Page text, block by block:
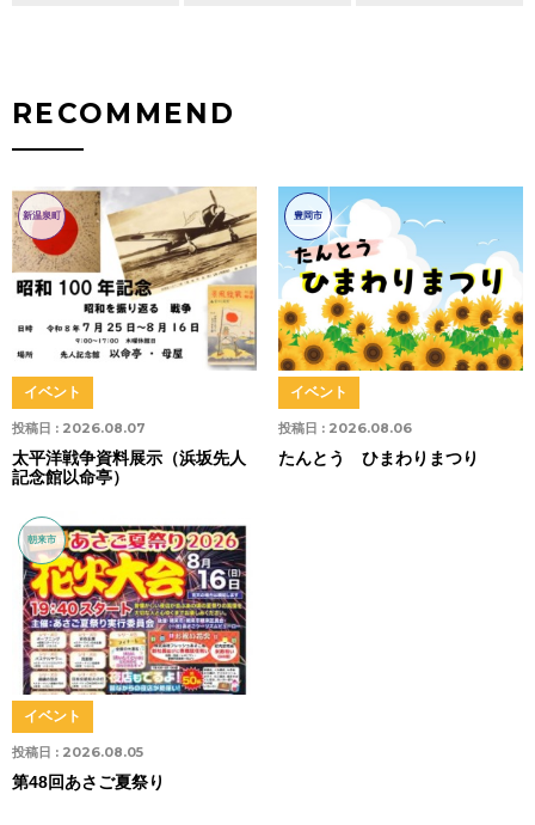
RECOMMEND
新温泉町
投稿日 : 2026.08.07
イベント
太平洋戦争資料展示（浜坂先人
記念館以命亭）
豊岡市
投稿日 : 2026.08.06
イベント
たんとう ひまわりまつり
朝来市
投稿日 : 2026.08.05
イベント
第48回あさご夏祭り